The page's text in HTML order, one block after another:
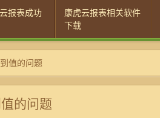
报表成功
康虎云报表相关软件
下载
值的问题
的问题